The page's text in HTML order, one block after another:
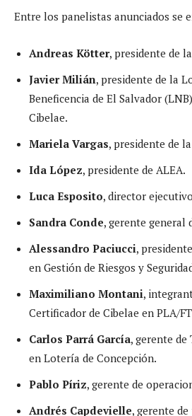
Entre los panelistas anunciados se
Andreas Kötter, presidente de
Javier Milián, presidente de la
Beneficencia de El Salvador
Cibelae.
Mariela Vargas, presidente de la
Ida López, presidente de ALEA.
Luca Esposito, director
Sandra Conde, gerente general
Alessandro Paciucci,
en Gestión de Riesgos y
Maximiliano Montani,
Certificador de Cibelae en PLA/
Carlos Parrá García, gerente de
en Lotería de Concepción.
Pablo Píriz, gerente de
Andrés Capdevielle, gerente